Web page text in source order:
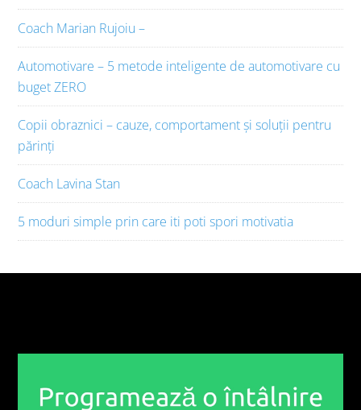
Coach Marian Rujoiu –
Automotivare – 5 metode inteligente de automotivare cu
buget ZERO
Copii obraznici – cauze, comportament și soluții pentru
părinți
Coach Lavina Stan
5 moduri simple prin care iti poti spori motivatia